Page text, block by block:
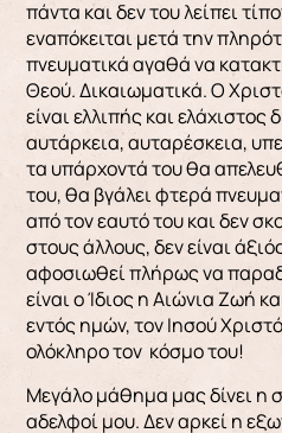
πάντα και δεν του λείπει
εναπόκειται μετά την
πνευματικά αγαθά να
Θεού. Δικαιωματικά. Ο
είναι ελλιπής και ελάχιστος
αυτάρκεια, αυταρέσκεια,
τα υπάρχοντά του θα
του, θα βγάλει φτερά
από τον εαυτό του και δεν
στους άλλους, δεν είναι
αφοσιωθεί πλήρως να
είναι ο Ίδιος η Αιώνια Ζωή
εντός ημών, τον Ιησού
ολόκληρο τον κόσμο του!
Μεγάλο μάθημα μας δίνει η
αδελφοί μου. Δεν αρκεί η